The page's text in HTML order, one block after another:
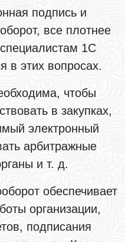
подпись и
все плотнее
1С
в этих вопросах.
чтобы
в закупках,
электронный
арбитражные
и т. д.
обеспечивает
организации,
подписания